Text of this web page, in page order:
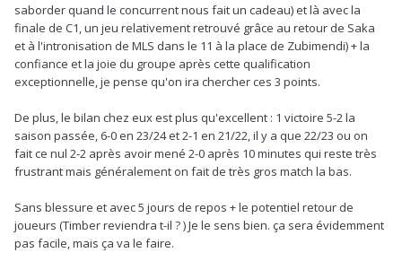
saborder quand le concurrent nous fait un cadeau) et là avec la
finale de C1, un jeu relativement retrouvé grâce au retour de Saka
et à l'intronisation de MLS dans le 11 à la place de Zubimendi) + la
confiance et la joie du groupe après cette qualification
exceptionnelle, je pense qu'on ira chercher ces 3 points.
De plus, le bilan chez eux est plus qu'excellent : 1 victoire 5-2 la
saison passée, 6-0 en 23/24 et 2-1 en 21/22, il y a que 22/23 ou on
fait ce nul 2-2 après avoir mené 2-0 après 10 minutes qui reste très
frustrant mais généralement on fait de très gros match la bas.
Sans blessure et avec 5 jours de repos + le potentiel retour de
joueurs (Timber reviendra t-il ? ) Je le sens bien. ça sera évidemment
pas facile, mais ça va le faire.